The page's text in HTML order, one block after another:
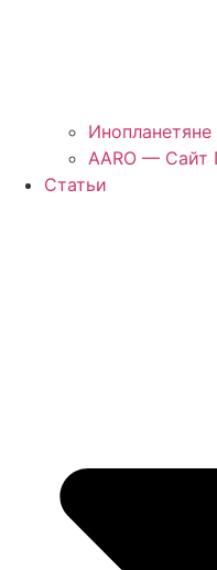
Инопланетяне
AARO — Сайт
Статьи